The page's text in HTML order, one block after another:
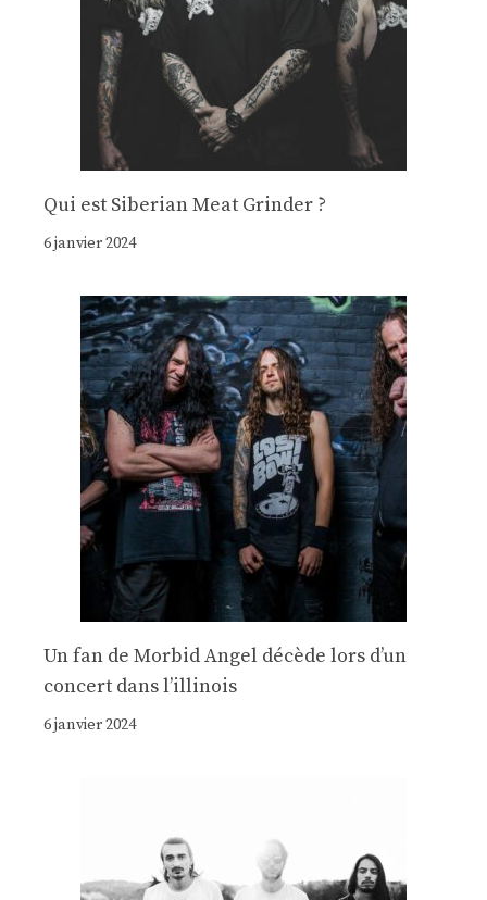
Qui est Siberian Meat Grinder ?
6 janvier 2024
Un fan de Morbid Angel décède lors d’un
concert dans l’illinois
6 janvier 2024